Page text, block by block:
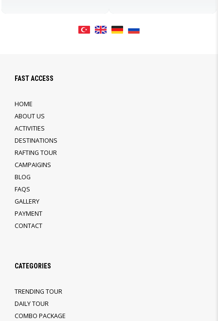
FAST ACCESS
HOME
ABOUT US
ACTIVITIES
DESTINATIONS
RAFTING TOUR
CAMPAIGINS
BLOG
FAQS
GALLERY
PAYMENT
CONTACT
CATEGORIES
TRENDING TOUR
DAILY TOUR
COMBO PACKAGE